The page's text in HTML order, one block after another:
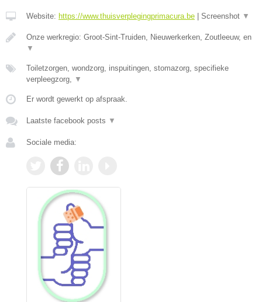
Website: https://www.thuisverplegingprimacura.be Screenshot ▼
Onze werkregio: Groot-Sint-Truiden, Nieuwerkerken, Zoutleeuw, en
▼
Toiletzorgen, wondzorg, inspuitingen, stomazorg, specifieke
verpleegzorg, ▼
Er wordt gewerkt op afspraak.
Laatste facebook posts ▼
Sociale media: